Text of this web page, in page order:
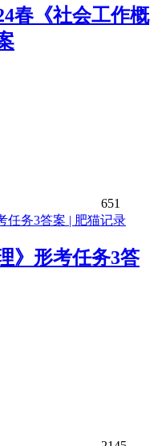
春《社会工作概
651
》形考任务3答